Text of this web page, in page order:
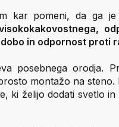
kar pomeni, da ga je
in odpornost proti
posebnega orodja.
montažo na
ki želijo dodati svetlo